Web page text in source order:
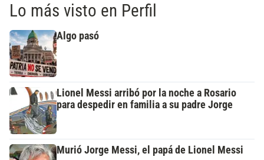
Lo más visto en Perfil
Algo pasó
Lionel Messi arribó por la noche a Rosario
para despedir en familia a su padre Jorge
Murió Jorge Messi, el papá de Lionel Messi